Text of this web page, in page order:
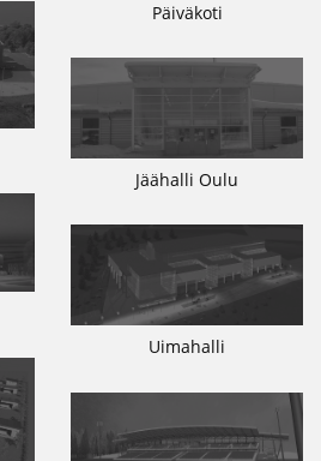
Päiväkoti
Jäähalli Oulu
Uimahalli